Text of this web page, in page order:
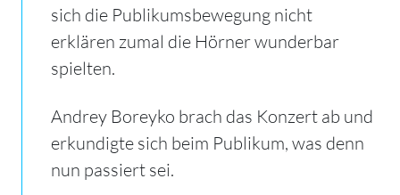
sich die Publikumsbewegung nicht
erklären zumal die Hörner wunderbar
spielten.
Andrey Boreyko brach das Konzert ab und
erkundigte sich beim Publikum, was denn
nun passiert sei.